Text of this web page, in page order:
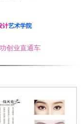
计艺术学院
创业直通车